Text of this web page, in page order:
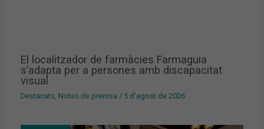
El localitzador de farmàcies Farmaguia
s’adapta per a persones amb discapacitat
visual
Destacats Notes de premsa / 5 d'agost de 2026